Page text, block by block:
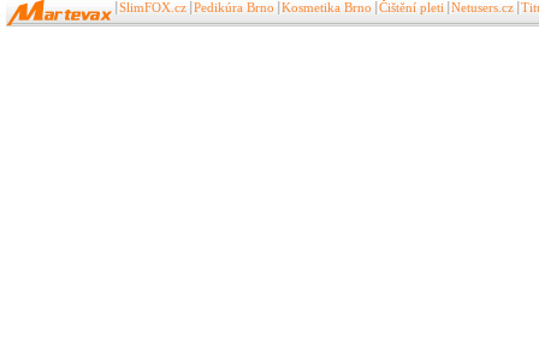
SlimFOX.cz Pedikúra Brno Kosmetika Brno Čištění pleti Netusers.cz